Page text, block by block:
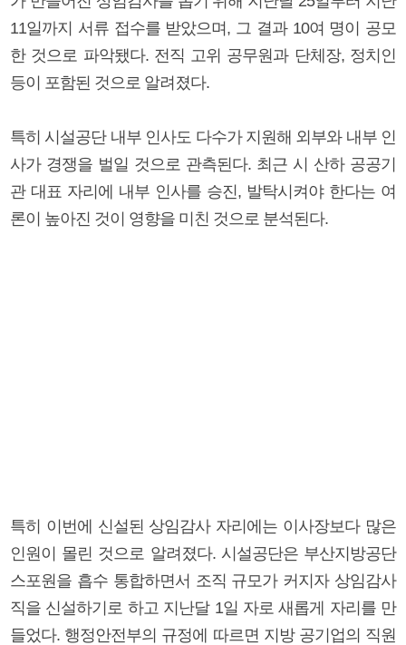
11일까지 서류 접수를 받았으며, 그 결과 10여 명이 공모
한 것으로 파악됐다. 전직 고위 공무원과 단체장, 정치인
등이 포함된 것으로 알려졌다.
특히 시설공단 내부 인사도 다수가 지원해 외부와 내부 인
사가 경쟁을 벌일 것으로 관측된다. 최근 시 산하 공공기
관 대표 자리에 내부 인사를 승진, 발탁시켜야 한다는 여
론이 높아진 것이 영향을 미친 것으로 분석된다.
특히 이번에 신설된 상임감사 자리에는 이사장보다 많은
인원이 몰린 것으로 알려졌다. 시설공단은 부산지방공단
스포원을 흡수 통합하면서 조직 규모가 커지자 상임감사
직을 신설하기로 하고 지난달 1일 자로 새롭게 자리를 만
들었다. 행정안전부의 규정에 따르면 지방 공기업의 직원